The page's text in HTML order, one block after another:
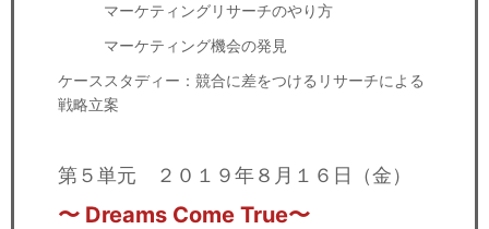
マーケティングリサーチのやり方
マーケティング機会の発見
ケーススタディー：競合に差をつけるリサーチによる
戦略立案
第５単元 ２０１９年８月１６日（金）
〜 Dreams Come True〜